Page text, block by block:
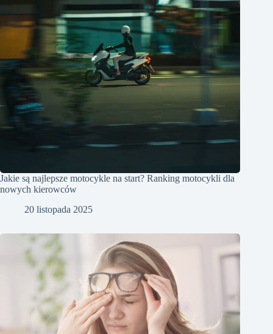
Jakie są najlepsze motocykle na start? Ranking motocykli dla
nowych kierowców
20 listopada 2025